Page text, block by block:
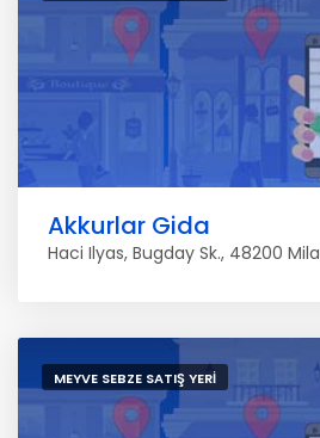
Akkurlar Gida
Haci Ilyas, Bugday Sk., 48200
MEYVE SEBZE SATIŞ YERI